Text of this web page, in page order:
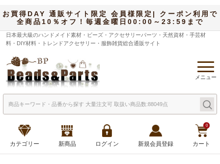
お買得DAY 通販サイト限定 会員様限定| クーポン利用で
全商品10％オフ！毎週金曜日00:00～23:59まで
日本最大級のハンドメイド素材・ビーズ・アクセサリーパーツ・天然資材・手芸材
料・DIY材料・トレンドアクセサリー・服飾雑貨総合通販サイト
メニュー
カテゴリー 新商品 ログイン 新規会員登録
0
カート